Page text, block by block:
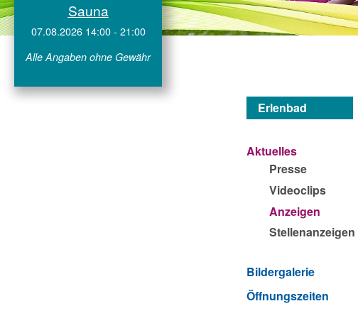
Sauna
07.08.2026 14:00 - 21:00
Alle Angaben ohne Gewähr
Erlenbad
Aktuelles
Presse
Videoclips
Anzeigen
Stellenanzeigen
Bildergalerie
Öffnungszeiten